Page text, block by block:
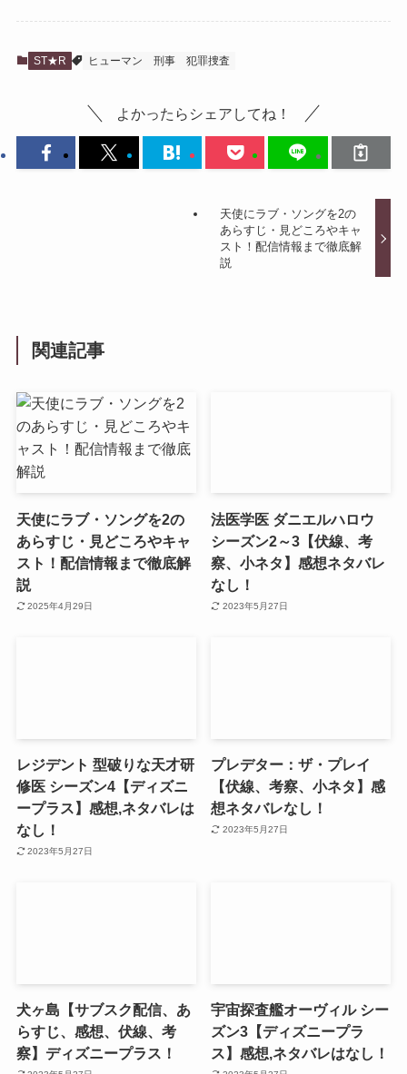
ST★R ヒューマン 刑事 犯罪捜査
よかったらシェアしてね！
天使にラブ・ソングを2の
あらすじ・見どころやキャ
スト！配信情報まで徹底解
説
関連記事
天使にラブ・ソングを2の
あらすじ・見どころやキャ
スト！配信情報まで徹底解
説
2025年4月29日
法医学医 ダニエルハロウ
シーズン2～3【伏線、考
察、小ネタ】感想ネタバレ
なし！
2023年5月27日
レジデント 型破りな天才研
修医 シーズン4【ディズニ
ープラス】感想,ネタバレは
なし！
2023年5月27日
プレデター：ザ・プレイ
【伏線、考察、小ネタ】感
想ネタバレなし！
2023年5月27日
犬ヶ島【サブスク配信、あ
らすじ、感想、伏線、考
察】ディズニープラス！
宇宙探査艦オーヴィル シー
ズン3【ディズニープラ
ス】感想,ネタバレはなし！